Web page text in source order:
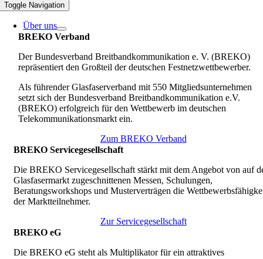
Toggle Navigation
Über uns
BREKO Verband
Der Bundesverband Breitbandkommunikation e. V. (BREKO)
repräsentiert den Großteil der deutschen Festnetzwettbewerber.
Als führender Glasfaserverband mit 550 Mitgliedsunternehmen
setzt sich der Bundesverband Breitbandkommunikation e.V.
(BREKO) erfolgreich für den Wettbewerb im deutschen
Telekommunikationsmarkt ein.
Zum BREKO Verband
BREKO Servicegesellschaft
Die BREKO Servicegesellschaft stärkt mit dem Angebot von auf
Glasfasermarkt zugeschnittenen Messen, Schulungen,
Beratungsworkshops und Musterverträgen die
der Marktteilnehmer.
Zur Servicegesellschaft
BREKO eG
Die BREKO eG steht als Multiplikator für ein attraktives